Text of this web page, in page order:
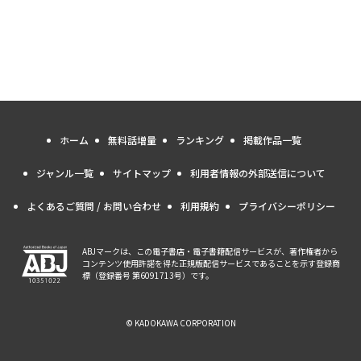
ホーム 無料話増量 ランキング 掲載作品一覧
ジャンル一覧 サイトマップ 利用者情報の外部送信について
よくあるご質問 / お問い合わせ 利用規約 プライバシーポリシー
ABJマークは、この電子書店・電子書籍配信サービスが、著作権者から
コンテンツ使用許諾を得た正規版配信サービスであることを示す登録商
標（登録番号 第6091713号）です。
© KADOKAWA CORPORATION